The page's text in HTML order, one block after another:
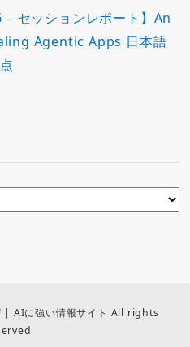
セッションレポート】An
Agentic Apps 日本語
| AIに強い情報サイト All rights